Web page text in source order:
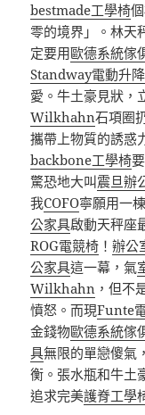
bestmade工學椅
零的境界」。林天
定要用歐德系統傢
Standway電動升
愛。牛土豪見狀，
Wilkhahn石項圈
攜帶上物質的誘惑
backbone工學椅
驚恐地大叫震旦辦
我COFO寧願用一
公家具啟動天秤座
ROG電競椅 ！辦公
公家具這一幕，氣
Wilkhahn ，但不
憤怒。而現Funte
金錢物歐德系統傢
具無限的單戀傻氣
衡。張水瓶和牛土
追求完美護脊工學